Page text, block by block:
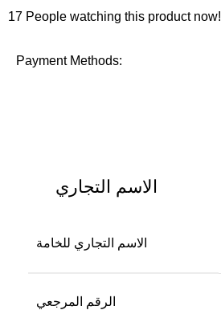
17 People watching this product now!
Payment Methods:
الاسم التجاري
الاسم التجاري للخامة
الرقم المرجعي